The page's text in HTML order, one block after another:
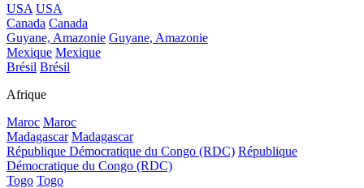
USA USA
Canada Canada
Guyane, Amazonie Guyane, Amazonie
Mexique Mexique
Brésil Brésil
Afrique
Maroc Maroc
Madagascar Madagascar
République Démocratique du Congo (RDC) République
Démocratique du Congo (RDC)
Togo Togo